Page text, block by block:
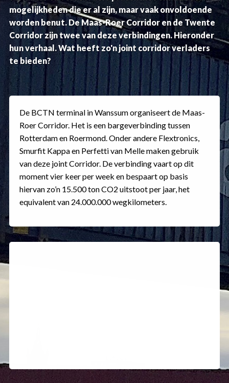
mogelijkheden die er al zijn, maar vaak onvoldoende
worden benut. De Maas-Roer Corridor en de Twente
Corridor zijn twee van deze verbindingen. Hieronder
hun verhaal. Wat heeft zo'n joint corridor verladers
te bieden?
De BCTN terminal in Wanssum organiseert de Maas-
Roer Corridor. Het is een bargeverbinding tussen
Rotterdam en Roermond. Onder andere Flextronics,
Smurfit Kappa en Perfetti van Melle maken gebruik
van deze joint Corridor. De verbinding vaart op dit
moment vier keer per week en bespaart op basis
hiervan zo’n 15.500 ton CO2 uitstoot per jaar, het
equivalent van 24.000.000 wegkilometers.